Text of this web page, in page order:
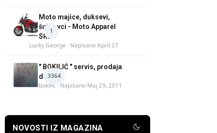
1
Moto majice, duksevi,
šuškavci - Moto Apparel
SRB
Lucky George · NapisanoApril 27
3364
" BOKILIĆ " servis, prodaja
delova
bokilic · Napisano Maj 29, 2011
NOVOSTI IZ MAGAZINA